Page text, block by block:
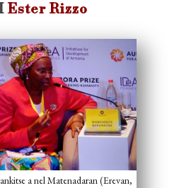
Ester Rizzo
a nel Matenadaran (Erevan,